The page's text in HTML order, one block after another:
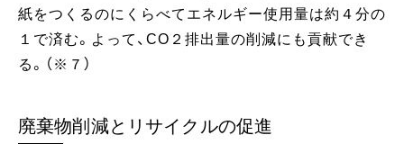
紙をつくるのにくらべてエネルギー使用量は約４分の
１で済む。よって、CO２排出量の削減にも貢献でき
る。（※７）
廃棄物削減とリサイクルの促進